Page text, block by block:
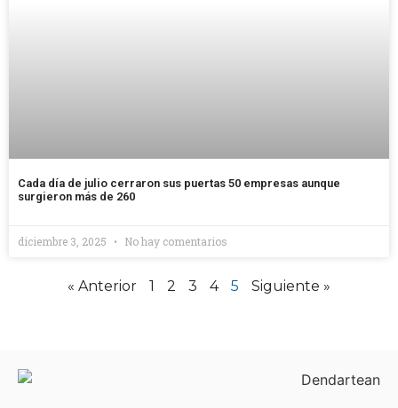
Cada día de julio cerraron sus puertas 50 empresas aunque
surgieron más de 260
diciembre 3, 2025 No hay comentarios
« Anterior 1 2 3 4 5 Siguiente »